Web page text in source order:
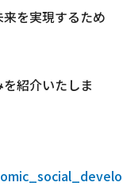
を実現するため
紹介いたしま